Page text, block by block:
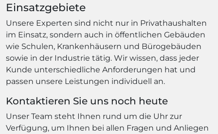
Einsatzgebiete
Unsere Experten sind nicht nur in Privathaushalten
im Einsatz, sondern auch in öffentlichen Gebäuden
wie Schulen, Krankenhäusern und Bürogebäuden
sowie in der Industrie tätig. Wir wissen, dass jeder
Kunde unterschiedliche Anforderungen hat und
passen unsere Leistungen individuell an.
Kontaktieren Sie uns noch heute
Unser Team steht Ihnen rund um die Uhr zur
Verfügung, um Ihnen bei allen Fragen und Anliegen